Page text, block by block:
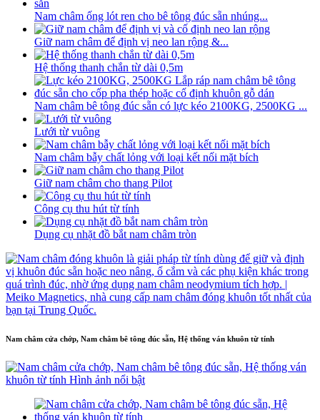
Nam châm ống lót ren cho bê tông đúc sẵn nhúng...
Giữ nam châm để định vị neo lan rộng &...
Hệ thống thanh chắn từ dài 0,5m
Nam châm bê tông đúc sẵn có lực kéo 2100KG, 2500KG ...
Lưới từ vuông
Nam châm bẫy chất lỏng với loại kết nối mặt bích
Giữ nam châm cho thang Pilot
Công cụ thu hút từ tính
Dụng cụ nhặt đồ bắt nam châm tròn
Nam châm cửa chớp, Nam châm bê tông đúc sẵn, Hệ thống ván khuôn từ tính